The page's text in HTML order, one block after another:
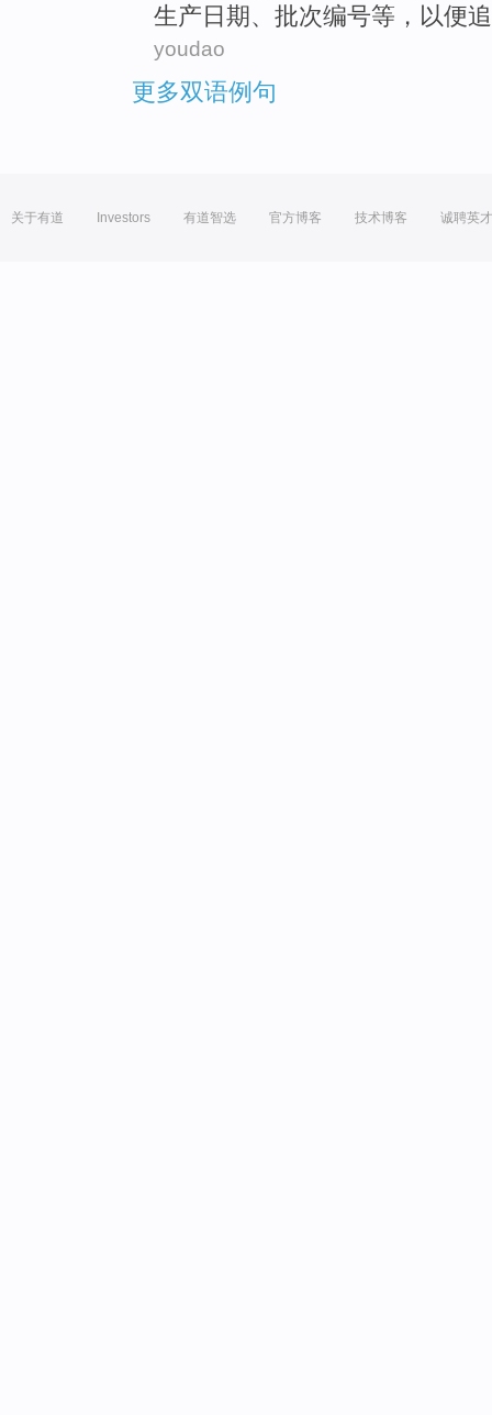
生产 日期 、 批次编号等 ， 以便
youdao
更多双语例句
关于有道 Investors 有道智选 官方博客 技术博客 诚聘英才